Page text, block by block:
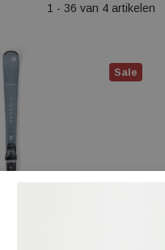
1 - 36 van 4 artikelen
Sale